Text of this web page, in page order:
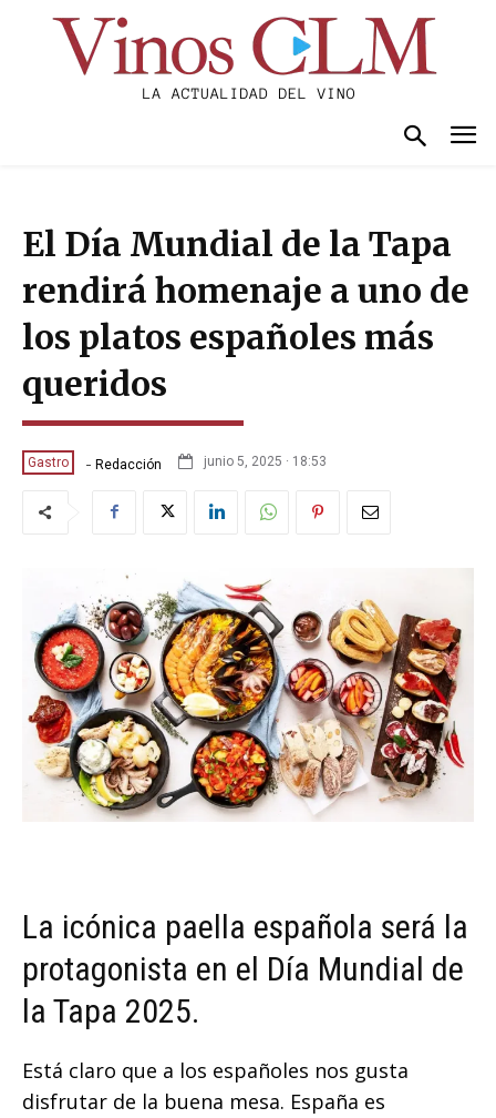
El Día Mundial de la Tapa
rendirá homenaje a uno de
los platos españoles más
queridos
Gastro - Redacción junio 5, 2025 · 18:53
La icónica paella española será la
protagonista en el Día Mundial de
la Tapa 2025.
Está claro que a los españoles nos gusta
disfrutar de la buena mesa. España es